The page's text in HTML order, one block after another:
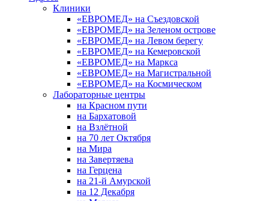
Клиники
«ЕВРОМЕД» на Съездовской
«ЕВРОМЕД» на Зеленом острове
«ЕВРОМЕД» на Левом берегу
«ЕВРОМЕД» на Кемеровской
«ЕВРОМЕД» на Маркса
«ЕВРОМЕД» на Магистральной
«ЕВРОМЕД» на Космическом
Лабораторные центры
на Красном пути
на Бархатовой
на Взлётной
на 70 лет Октября
на Мира
на Завертяева
на Герцена
на 21-й Амурской
на 12 Декабря